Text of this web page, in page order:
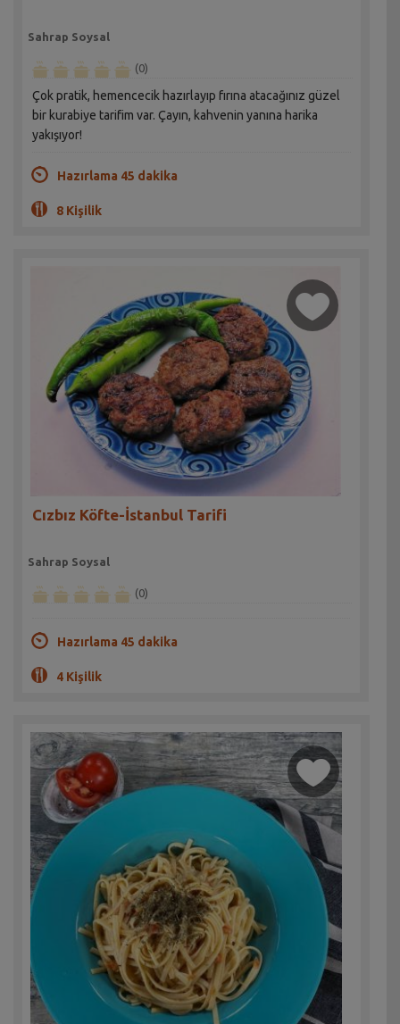
Sahrap Soysal
(0)
Çok pratik, hemencecik hazırlayıp fırına atacağınız güzel
bir kurabiye tarifim var. Çayın, kahvenin yanına harika
yakışıyor!
Hazırlama 45 dakika
8 Kişilik
Cızbız Köfte-İstanbul Tarifi
Sahrap Soysal
(0)
Hazırlama 45 dakika
4 Kişilik